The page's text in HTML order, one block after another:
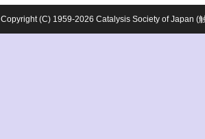
Copyright (C) 1959-2026 Catalysis Society of Japan (